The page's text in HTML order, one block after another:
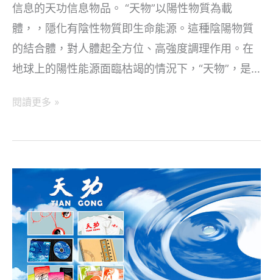
信息的天功信息物品。 “天物”以陽性物質為載
體，，隱化有陰性物質即生命能源。這種陰陽物質
的結合體，對人體起全方位、高強度調理作用。在
地球上的陽性能源面臨枯竭的情況下，“天物”，是…
天
天
及
其
閱讀更多 »